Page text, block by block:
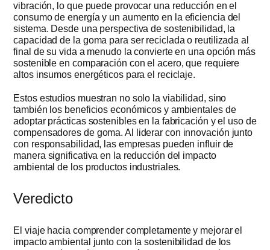
vibración, lo que puede provocar una reducción en el
consumo de energía y un aumento en la eficiencia del
sistema. Desde una perspectiva de sostenibilidad, la
capacidad de la goma para ser reciclada o reutilizada al
final de su vida a menudo la convierte en una opción más
sostenible en comparación con el acero, que requiere
altos insumos energéticos para el reciclaje.
Estos estudios muestran no solo la viabilidad, sino
también los beneficios económicos y ambientales de
adoptar prácticas sostenibles en la fabricación y el uso de
compensadores de goma. Al liderar con innovación junto
con responsabilidad, las empresas pueden influir de
manera significativa en la reducción del impacto
ambiental de los productos industriales.
Veredicto
El viaje hacia comprender completamente y mejorar el
impacto ambiental junto con la sostenibilidad de los